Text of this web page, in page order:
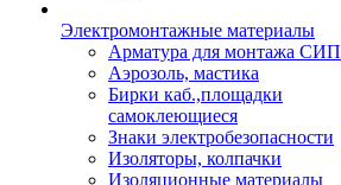
Электромонтажные материалы
Арматура для монтажа СИП
Аэрозоль, мастика
Бирки каб.,площадки
самоклеющиеся
Знаки электробезопасности
Изоляторы, колпачки
Изоляционные материалы